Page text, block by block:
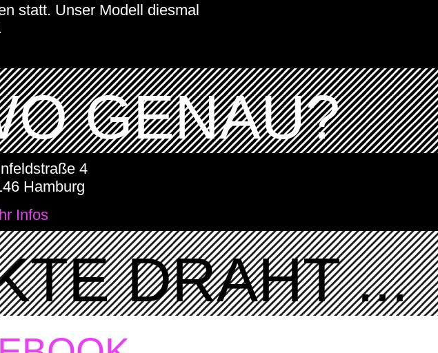
statt. Unser Modell diesmal
GENAU?
4
Hamburg
Infos
DRAHT ...